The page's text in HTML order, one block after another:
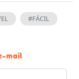
#FÁCIL
mail